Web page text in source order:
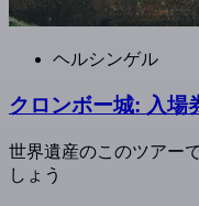
ヘルシンゲル
クロンボー城: 入場
世界遺産のこのツアー
しょう